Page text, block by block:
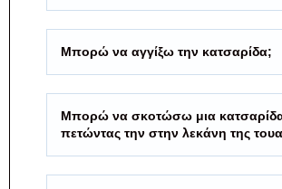
Μπορώ να αγγίξω την κατσαρίδα;
Μπορώ να σκοτώσω μια
πετώντας την στην λεκάνη της